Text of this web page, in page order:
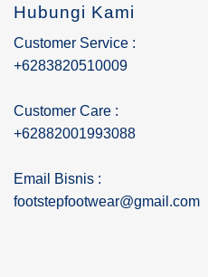
Hubungi Kami
Customer Service :
+6283820510009
Customer Care :
+62882001993088
Email Bisnis :
footstepfootwear@gmail.com